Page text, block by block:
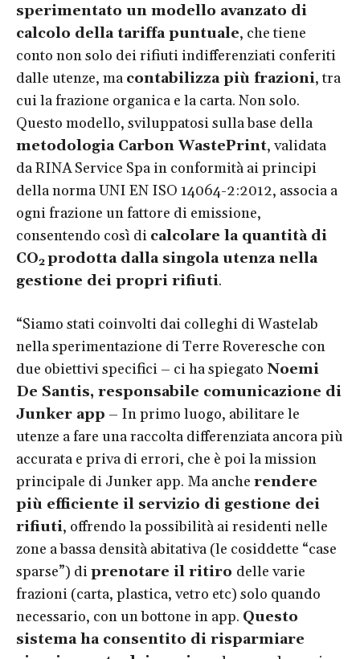
sperimentato un modello avanzato di
calcolo della tariffa puntuale, che tiene
conto non solo dei rifiuti indifferenziati conferiti
dalle utenze, ma contabilizza più frazioni, tra
cui la frazione organica e la carta. Non solo.
Questo modello, sviluppatosi sulla base della
metodologia Carbon WastePrint, validata
da RINA Service Spa in conformità ai principi
della norma UNI EN ISO 14064-2:2012, associa a
ogni frazione un fattore di emissione,
consentendo così di calcolare la quantità di
CO2prodotta dalla singola utenza nella
gestione dei propri rifiuti.
“Siamo stati coinvolti dai colleghi di Wastelab
nella sperimentazione di Terre Roveresche con
due obiettivi specifici – ci ha spiegato Noemi
De Santis, responsabile comunicazione di
Junker app – In primo luogo, abilitare le
utenze a fare una raccolta differenziata ancora più
accurata e priva di errori, che è poi la mission
principale di Junker app. Ma anche rendere
più efficiente il servizio di gestione dei
rifiuti, offrendo la possibilità ai residenti nelle
zone a bassa densità abitativa (le cosiddette “case
sparse”) diprenotare il ritiro delle varie
frazioni (carta, plastica, vetro etc) solo quando
necessario, con un bottone in app. Questo
sistema ha consentito di risparmiare